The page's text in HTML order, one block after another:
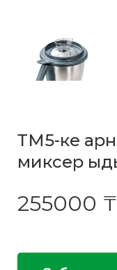
ТМ5-ке
миксер
255000 ₸